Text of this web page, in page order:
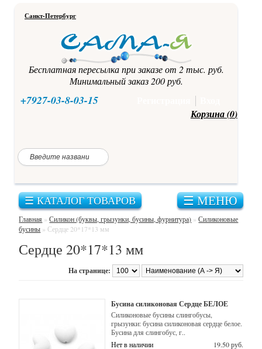
Санкт-Петербург
Бесплатная пересылка при заказе от 2 тыс. руб.
Минимальный заказ 200 руб.
+7927-03-8-03-15
Корзина (0)
Главная
☰ МЕНЮ
Каталог
для
ангелочки
☰ КАТАЛОГ ТОВАРОВ
Главная »Силикон (буквы, грызунки, бусины, фурнитура) »Силиконовые
бусины »Сердце 20*17*13 мм
Сердце 20*17*13 мм
На странице:
Бусина силиконовая Сердце БЕЛОЕ
Силиконовые бусины слингобусы,
грызунки: бусина силиконовая сердце белое.
Бусина для слингобус, г..
19.50 руб.
Нет в наличии